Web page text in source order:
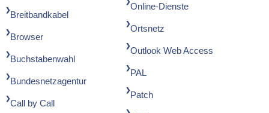
Breitbandkabel
Browser
Buchstabenwahl
Bundesnetzagentur
Call by Call
Online-Dienste
Ortsnetz
Outlook Web Access
PAL
Patch